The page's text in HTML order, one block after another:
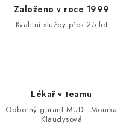
Založeno v roce 1999
Kvalitní služby přes 25 let
Lékař v teamu
Odborný garant MUDr. Monika
Klaudysová